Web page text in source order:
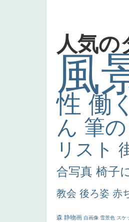
人気の
風
性 働
ん 筆
リスト
合写真 椅子
教会 後ろ姿 赤
森 静物画 自画像 雪景色 スケ